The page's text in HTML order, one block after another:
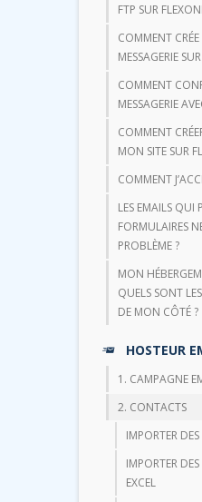
FTP SUR
COMMENT
MESSAGERIE
COMMENT
MESSAGERIE
COMMENT
MON SITE SUR
COMMENT
LES EMAILS QUI
FORMULAIRES
PROBLÈME ?
MON
QUELS SONT
DE MON CÔTÉ ?
HOSTEUR
1. CAMPAGNE
2. CONTACTS
IMPORTER
IMPORTER
EXCEL